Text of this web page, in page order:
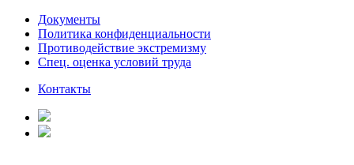
Документы
Политика конфиденциальности
Противодействие экстремизму
Спец. оценка условий труда
Контакты